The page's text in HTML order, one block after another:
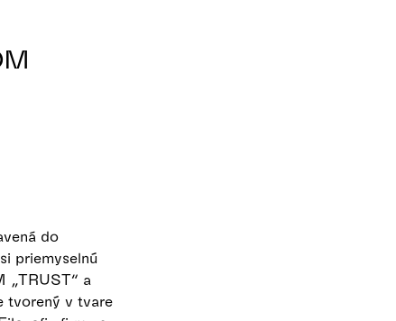
do
priemyselnú
„TRUST“ a
tvorený v tvare